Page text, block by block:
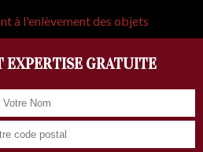
à l'enlèvement des objets
EXPERTISE GRATUITE